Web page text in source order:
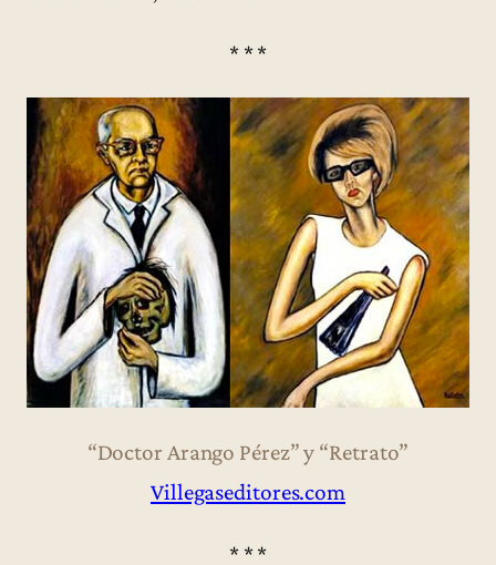
* * *
“Doctor Arango Pérez” y “Retrato”
Villegaseditores.com
* * *